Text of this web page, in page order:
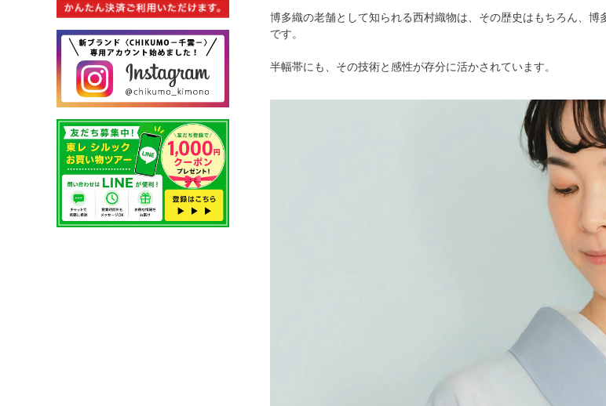
博多織の老舗として知られる西村織物は、その歴史はもちろん、
です。
半幅帯にも、その技術と感性が存分に活かされています。